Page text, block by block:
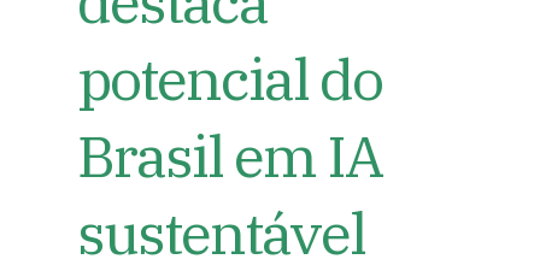
potencial do
Brasil em IA
sustentável